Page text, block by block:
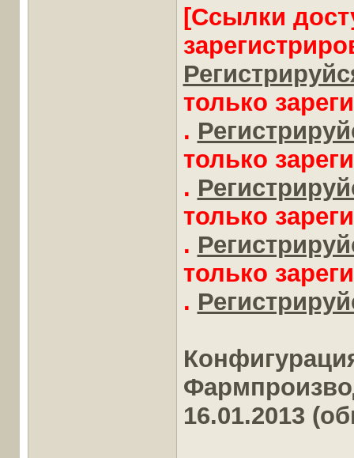
[Ссылки
только
.
только
.
только
.
только
.
16.01.2013